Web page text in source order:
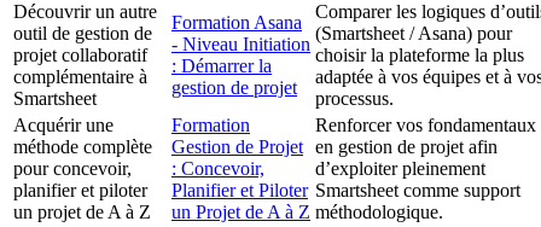
Découvrir un autre
outil de gestion de
projet collaboratif
complémentaire à
Smartsheet
Formation Asana
- Niveau Initiation
: Démarrer la
gestion de projet
Comparer les logiques
(Smartsheet / Asana) pour
choisir la plateforme la plus
adaptée à vos équipes et à
processus.
Acquérir une
méthode complète
pour concevoir,
planifier et piloter
un projet de A à Z
Formation
Gestion de Projet
: Concevoir,
Planifier et Piloter
un Projet de A à Z
Renforcer vos fondamentaux
en gestion de projet afin
d’exploiter pleinement
Smartsheet comme support
méthodologique.